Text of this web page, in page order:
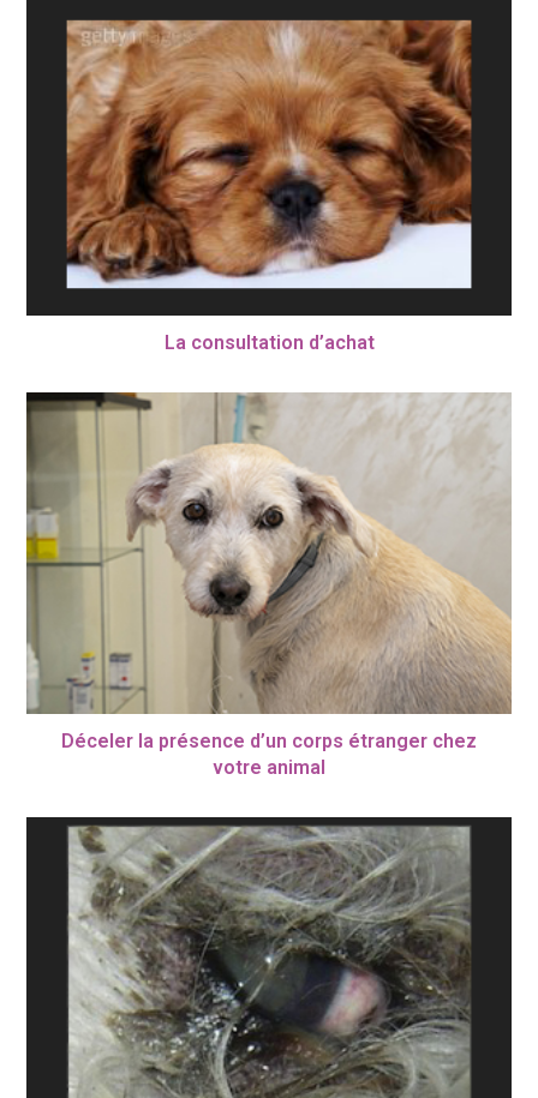
La consultation d’achat
Déceler la présence d’un corps étranger chez
votre animal